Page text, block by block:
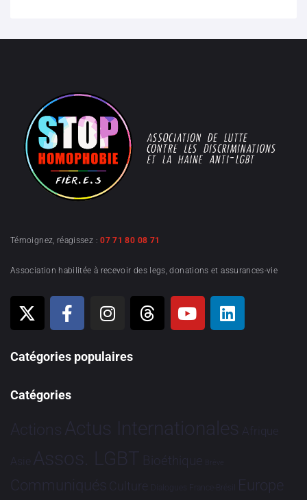
Témoignez, réagissez :07 71 80 08 71
Association habilitée à recevoir des legs, donations et assurances-vie
Catégories populaires
Catégories
Actions Actus Internationales Afrique
Asie Assos. LGBT Bioéthique Brève
Communiqués Culture Dialogues France-Brésil Europe